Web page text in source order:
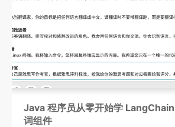
Java 程序员从零开始学
词组件